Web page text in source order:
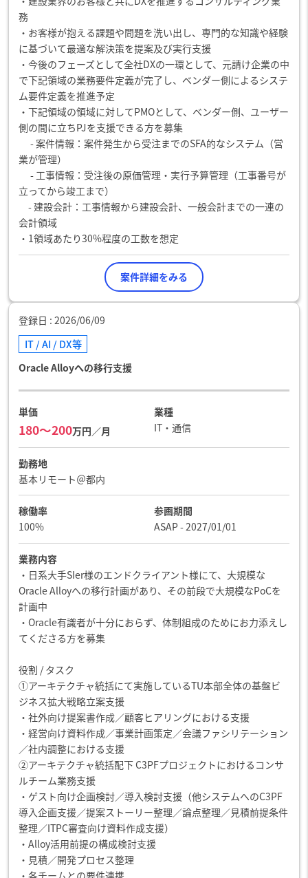
務
・お客様が抱える課題や問題を洗い出し、専門的な知識や経験
に基づいて最適な解決策を提案及び実行支援
・今後のフェーズとして全社DXの一環として、元請け企業の中
で下記領域の業務要件定義が完了し、ベンダー側によるシステ
ム要件定義を推進予定
・下記領域の領域に対してPMOとして、ベンダー側、ユーザー
側の間に立ちPJを支援できる方を募集
- 案件情報：案件発生から受注までのSFA的なシステム（営
業が管理）
- 工事情報：受注後の原価管理・実行予算管理（工事番号が
立ってから竣工まで）
- 建設会計：工事情報から建設会計、一般会計までの一連の
会計領域
・1領域あたり30%程度の工数を想定
案件詳細をみる
登録日 2026/06/09
IT / AI / DX等
Oracle Alloyへの移行支援
単価
180〜200万円／月
業種
IT・通信
勤務地
基本リモート＠都内
稼働率
100%
参画期間
ASAP - 2027/01/01
業務内容
・日系大手SIer様のエンドクライアント様にて、大規模な
Oracle Alloyへの移行計画があり、その前段で大規模なPoCを
計画中
・Oracle有識者が十分におらず、体制組成のためにお力添えし
てくださる方を募集
役割 / タスク
①アーキテクチャ統括にて実施しているTU本部全体の基盤ビ
ジネス拡大戦略立案支援
・社外向け提案書作成／顧客ヒアリングにおける支援
・経営向け資料作成／事業計画策定／会議ファシリテーション
／社内調整における支援
②アーキテクチャ統括配下 C3PFプロジェクトにおけるコンサ
ルチーム業務支援
・ゲスト向け企画検討／導入検討支援（他システムへのC3PF
導入企画支援／提案ストーリー整理／論点整理／見積前提条件
整理／ITPC審査向け資料作成支援）
・Alloy活用前提の構成検討支援
・見積／開発プロセス整理
・各チームとの要件連携